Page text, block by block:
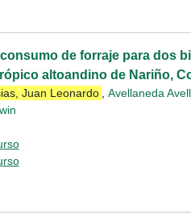
de forraje para dos
altoandino de Nariño,
Juan Leonardo Avellaneda